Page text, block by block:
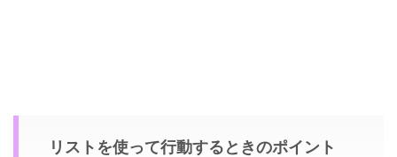
リストを使って行動するときのポイント